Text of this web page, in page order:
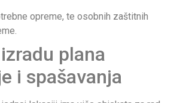
opreme, te osobnih zaštitnih
plana
i spašavanja